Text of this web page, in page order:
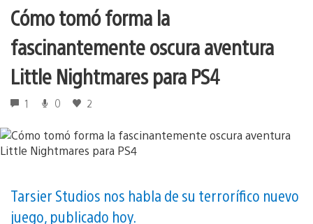
Cómo tomó forma la
fascinantemente oscura aventura
Little Nightmares para PS4
1 0 2
Tarsier Studios nos habla de su terrorífico nuevo
juego, publicado hoy.